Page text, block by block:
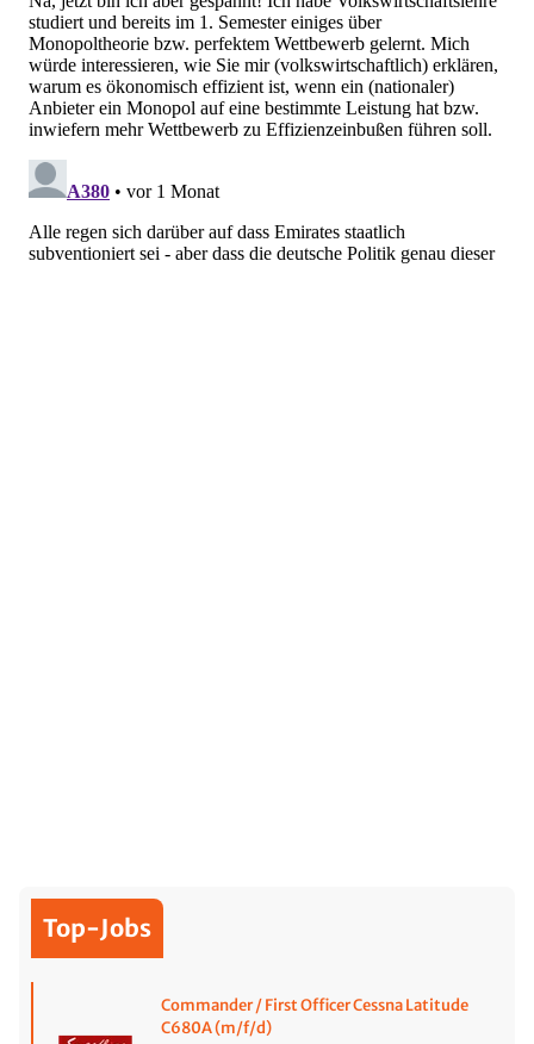
Top-Jobs
Commander / First Officer Cessna Latitude
C680A (m/f/d)